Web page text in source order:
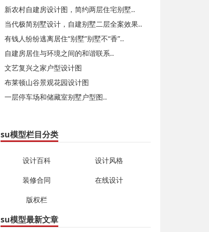
新农村自建房设计图，简约两层住宅别墅..
当代极简别墅设计，自建别墅二层全案效果..
有钱人纷纷逃离居住“别墅”别墅不“香”..
自建房居住与环境之间的和谐联系..
文艺复兴之家户型设计图
布莱顿山谷景观花园设计图
一层停车场和储藏室别墅户型图..
su模型栏目分类
设计百科 设计风格
装修合同 在线设计
版权栏
su模型最新文章